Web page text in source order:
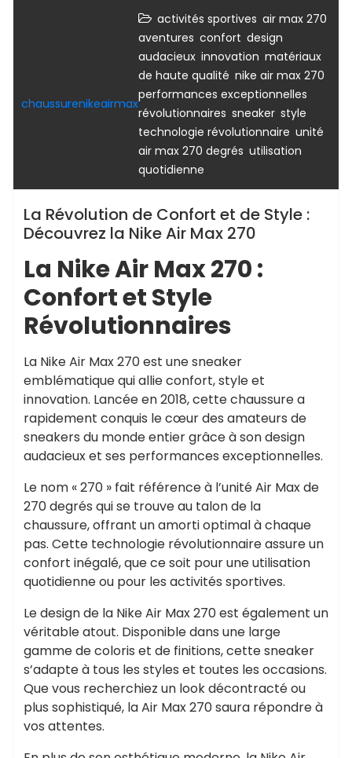
chaussurenikeairmax
activités sportives air max 270
aventures confort design
audacieux innovation matériaux
de haute qualité nike air max 270
performances exceptionnelles
révolutionnaires sneaker style
technologie révolutionnaire unité
air max 270 degrés utilisation
quotidienne
La Révolution de Confort et de Style :
Découvrez la Nike Air Max 270
La Nike Air Max 270 :
Confort et Style
Révolutionnaires
La Nike Air Max 270 est une sneaker
emblématique qui allie confort, style et
innovation. Lancée en 2018, cette chaussure a
rapidement conquis le cœur des amateurs de
sneakers du monde entier grâce à son design
audacieux et ses performances exceptionnelles.
Le nom « 270 » fait référence à l’unité Air Max de
270 degrés qui se trouve au talon de la
chaussure, offrant un amorti optimal à chaque
pas. Cette technologie révolutionnaire assure un
confort inégalé, que ce soit pour une utilisation
quotidienne ou pour les activités sportives.
Le design de la Nike Air Max 270 est également un
véritable atout. Disponible dans une large
gamme de coloris et de finitions, cette sneaker
s’adapte à tous les styles et toutes les occasions.
Que vous recherchiez un look décontracté ou
plus sophistiqué, la Air Max 270 saura répondre à
vos attentes.